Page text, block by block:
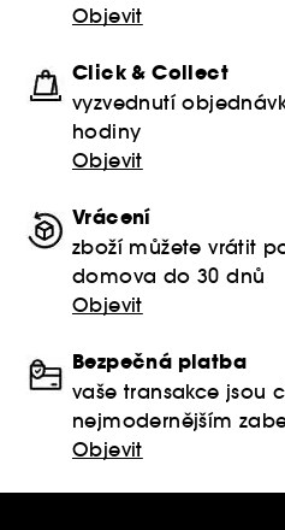
Objevit
Click & Collect
vyzvednutí
hodiny
Objevit
Vrácení
zboží můžete vrátit
domova do 30 dnů
Objevit
Bezpečná platba
vaše transakce jsou
nejmodernějším
Objevit